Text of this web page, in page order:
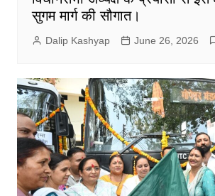
सुगम मार्ग की सौगात।
Dalip Kashyap June 26, 2026